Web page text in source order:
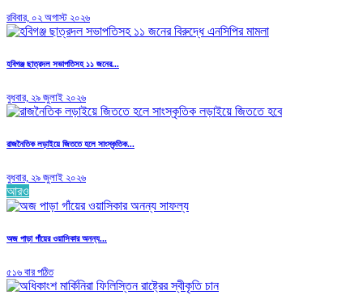
রবিবার, ০২ অগাস্ট ২০২৬
হবিগঞ্জ ছাত্রদল সভাপতিসহ ১১ জনের...
বুধবার, ২৯ জুলাই ২০২৬
রাজনৈতিক লড়াইয়ে জিততে হলে সাংস্কৃতিক...
বুধবার, ২৯ জুলাই ২০২৬
আরও
অজ পাড়া গাঁয়ের ওয়াসিকার অনন্য...
৫১৬ বার পঠিত